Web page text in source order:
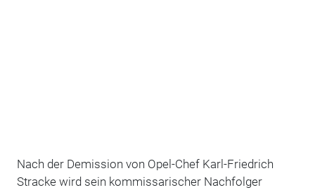
Nach der Demission von Opel-Chef Karl-Friedrich
Stracke wird sein kommissarischer Nachfolger